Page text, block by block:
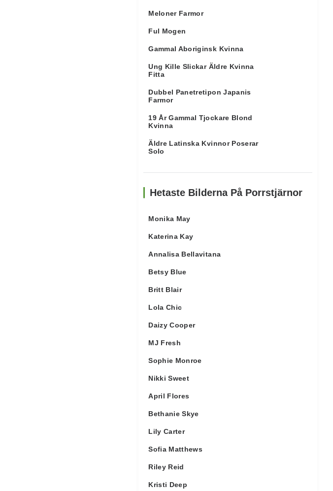
Meloner Farmor
Ful Mogen
Gammal Aboriginsk Kvinna
Ung Kille Slickar Äldre Kvinna
Fitta
Dubbel Panetretipon Japanis
Farmor
19 År Gammal Tjockare Blond
Kvinna
Äldre Latinska Kvinnor Poserar
Solo
Hetaste Bilderna På Porrstjärnor
Monika May
Katerina Kay
Annalisa Bellavitana
Betsy Blue
Britt Blair
Lola Chic
Daizy Cooper
MJ Fresh
Sophie Monroe
Nikki Sweet
April Flores
Bethanie Skye
Lily Carter
Sofia Matthews
Riley Reid
Kristi Deep